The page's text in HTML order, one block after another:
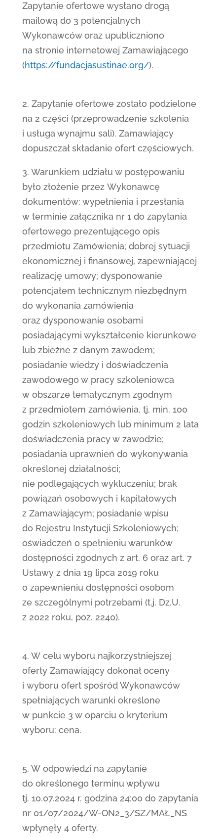
Zapytanie ofertowe wysłano drogą
mailową do 3 potencjalnych
Wykonawców oraz upubliczniono
na stronie internetowej Zamawiającego
(https://fundacjasustinae.org/).
2. Zapytanie ofertowe zostało podzielone
na 2 części (przeprowadzenie szkolenia
i usługa wynajmu sali). Zamawiający
dopuszczał składanie ofert częściowych.
3. Warunkiem udziału w postępowaniu
było złożenie przez Wykonawcę
dokumentów: wypełnienia i przesłania
w terminie załącznika nr 1 do zapytania
ofertowego prezentującego opis
przedmiotu Zamówienia; dobrej sytuacji
ekonomicznej i finansowej, zapewniającej
realizację umowy; dysponowanie
potencjałem technicznym niezbędnym
do wykonania zamówienia
oraz dysponowanie osobami
posiadającymi wykształcenie kierunkowe
lub zbieżne z danym zawodem;
posiadanie wiedzy i doświadczenia
zawodowego w pracy szkoleniowca
w obszarze tematycznym zgodnym
z przedmiotem zamówienia, tj. min. 100
godzin szkoleniowych lub minimum 2 lata
doświadczenia pracy w zawodzie;
posiadania uprawnień do wykonywania
określonej działalności;
nie podlegających wykluczeniu; brak
powiązań osobowych i kapitałowych
z Zamawiającym; posiadanie wpisu
do Rejestru Instytucji Szkoleniowych;
oświadczeń o spełnieniu warunków
dostępności zgodnych z art. 6 oraz art. 7
Ustawy z dnia 19 lipca 2019 roku
o zapewnieniu dostępności osobom
ze szczególnymi potrzebami (t.j. Dz.U.
z 2022 roku, poz. 2240).
4. W celu wyboru najkorzystniejszej
oferty Zamawiający dokonał oceny
i wyboru ofert spośród Wykonawców
spełniających warunki określone
w punkcie 3 w oparciu o kryterium
wyboru: cena.
5. W odpowiedzi na zapytanie
do określonego terminu wpływu
tj. 10.07.2024 r. godzina 24:00 do zapytania
nr 01/07/2024/W-ON2_3/SZ/MAŁ_NS
wpłynęły 4 oferty.